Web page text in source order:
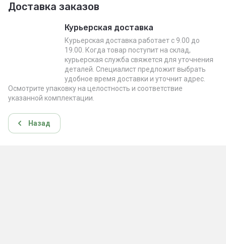
Доставка заказов
Курьерская доставка
Курьерская доставка работает с 9.00 до
19.00. Когда товар поступит на склад,
курьерская служба свяжется для уточнения
деталей. Специалист предложит выбрать
удобное время доставки и уточнит адрес.
Осмотрите упаковку на целостность и соответствие
указанной комплектации.
Назад